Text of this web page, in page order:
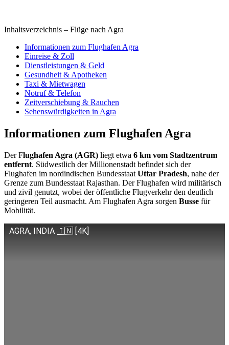
Inhaltsverzeichnis – Flüge nach Agra
Informationen zum Flughafen Agra
Einreise & Zoll
Dienstleistungen & Geld
Gesundheit & Apotheken
Taxi & Mietwagen
Notruf & Telefon
Zeitverschiebung & Rauchen
Sehenswürdigkeiten in Agra
Informationen zum Flughafen Agra
Der Flughafen Agra (AGR) liegt etwa 6 km vom Stadtzentrum
entfernt. Südwestlich der Millionenstadt befindet sich der
Flughafen im nordindischen Bundesstaat Uttar Pradesh, nahe der
Grenze zum Bundesstaat Rajasthan. Der Flughafen wird militärisch
und zivil genutzt, wobei der öffentliche Flugverkehr den deutlich
geringeren Teil ausmacht. Am Flughafen Agra sorgen Busse für
Mobilität.
AGRA, INDIA 🇮🇳 [4K]